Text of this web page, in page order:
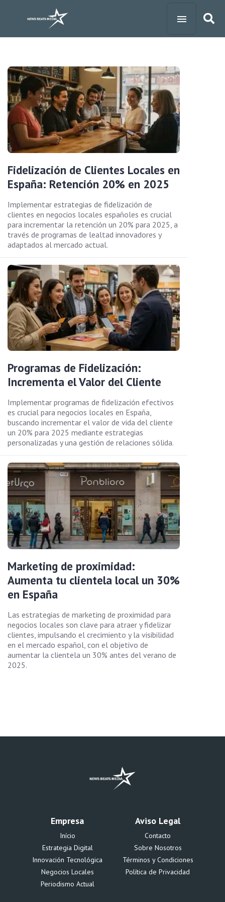
Fidelización de Clientes Locales en
España: Retención 20% en 2025
Implementar estrategias de fidelización de
clientes en negocios locales españoles es crucial
para incrementar la retención un 20% para 2025, a
través de programas de lealtad innovadores y
adaptados al mercado actual.
Programas de Fidelización:
Incrementa el Valor del Cliente
Implementar programas de fidelización efectivos
es crucial para negocios locales en España,
buscando incrementar el valor de vida del cliente
un 20% para 2025 mediante estrategias
personalizadas y una gestión de relaciones sólida.
Marketing de proximidad:
Aumenta tu clientela local un 30%
en España
Las estrategias de marketing de proximidad para
negocios locales son clave para atraer y fidelizar
clientes, impulsando el crecimiento y la visibilidad
en el mercado español, con el objetivo de
aumentar la clientela un 30% antes del verano de
2025.
Empresa
Início
Estrategia Digital
Innovación Tecnológica
Negocios Locales
Periodismo Actual
Aviso Legal
Contacto
Sobre Nosotros
Términos y Condiciones
Política de Privacidad